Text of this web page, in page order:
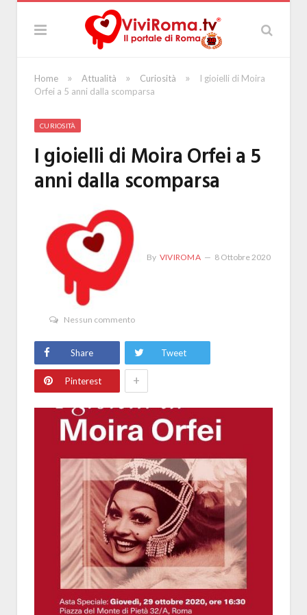
Home » Attualità » Curiosità »
I gioielli di Moira
Orfei a 5 anni dalla scomparsa
CURIOSITÀ
I gioielli di Moira Orfei a 5
anni dalla scomparsa
By VIVIROMA 8 Ottobre 2020
Nessun commento
Share Tweet
Pinterest +